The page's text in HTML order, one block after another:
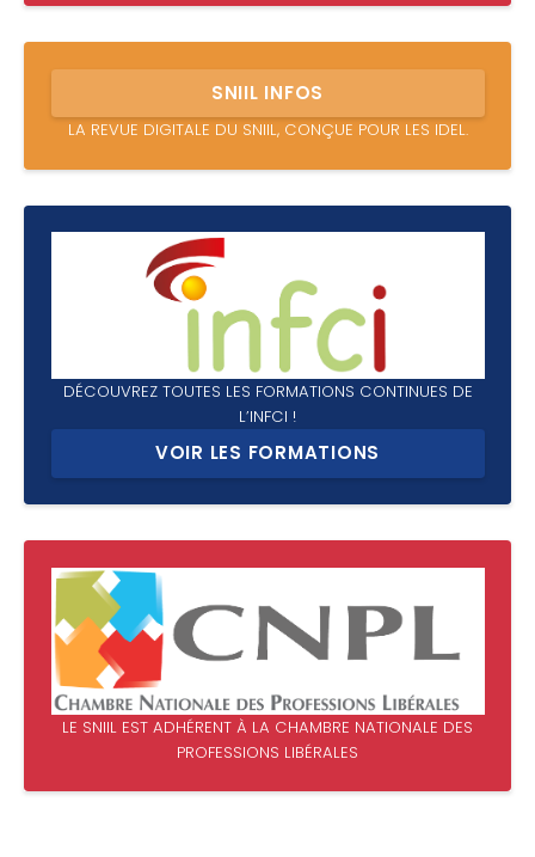
SNIIL INFOS
LA REVUE DIGITALE DU SNIIL, CONÇUE POUR LES IDEL.
DÉCOUVREZ TOUTES LES FORMATIONS CONTINUES DE
L’INFCI !
VOIR LES FORMATIONS
LE SNIIL EST ADHÉRENT À LA CHAMBRE NATIONALE DES
PROFESSIONS LIBÉRALES